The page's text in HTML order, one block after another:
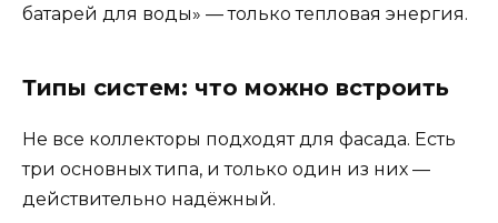
батарей для воды» — только тепловая энергия.
Типы систем: что можно встроить
Не все коллекторы подходят для фасада. Есть
три основных типа, и только один из них —
действительно надёжный.